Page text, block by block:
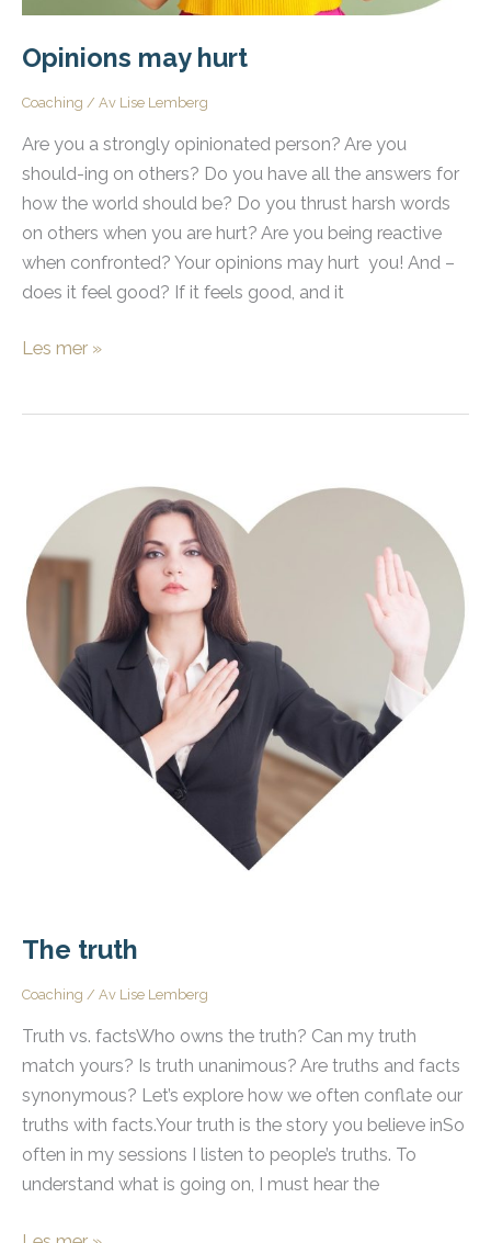
Opinions may hurt
Coaching / Av Lise Lemberg
Are you a strongly opinionated person? Are you
should-ing on others? Do you have all the answers for
how the world should be? Do you thrust harsh words
on others when you are hurt? Are you being reactive
when confronted? Your opinions may hurt you! And –
does it feel good? If it feels good, and it
Opinions
Les mer »
The truth
Coaching / Av Lise Lemberg
Truth vs. factsWho owns the truth? Can my truth
match yours? Is truth unanimous? Are truths and facts
synonymous? Let’s explore how we often conflate our
truths with facts.Your truth is the story you believe inSo
often in my sessions I listen to people’s truths. To
understand what is going on, I must hear the